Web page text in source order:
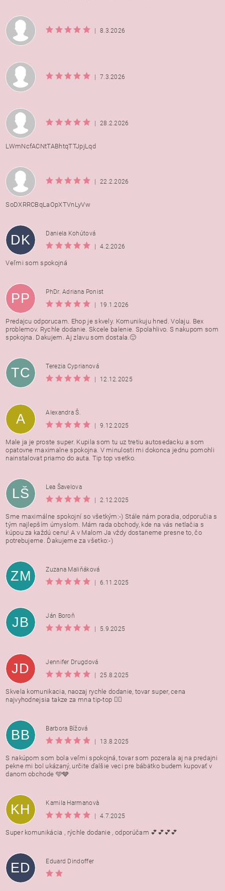
8.3.2026
7.3.2026
28.2.2026
LWmNcfACNtTABhtqTTJpjLqd
22.2.2026
SoDXRRCBqLaOpXTVnLyVw
DK
Daniela Kohútová
4.2.2026
Veľmi som spokojná
PP
PhDr. Adriana Ponist
19.1.2026
Predajcu odporucam. Ehop je skvely. Komunikuju hned. Volaju. Bex
problemov. Rychle dodanie. Skcele balenie. Spolahlivo. S nakupom som
spokojna. Dakujem. Aj zlavu som dostala.🙂
TC
Terezia Cyprianová
12.12.2025
A
Alexandra Š.
9.12.2025
Male ja je proste super. Kupila som tu uz tretiu autosedacku a som
opatovne maximalne spokojna. V minulosti mi dokonca jednu pomohli
nainstalovat priamo do auta. Tip top vsetko.
LŠ
Lea Šavelova
2.12.2025
Sme maximálne spokojní so všetkým:-) Stále nám poradia, odporučia s
tým najlepším úmyslom. Mám rada obchody, kde na vás netlačia s
kúpou za každú cenu! A v Malom Ja vždy dostaneme presne to, čo
potrebujeme. Ďakujeme za všetko:-)
ZM
Zuzana Maliňáková
6.11.2025
JB
Ján Boroň
5.9.2025
JD
Jennifer Drugdová
25.8.2025
Skvela komunikacia, naozaj rychle dodanie, tovar super, cena
najvyhodnejsia takze za mna tip-top 👍🏻
BB
Barbora Bížová
13.8.2025
S nakúpom som bola veľmi spokojná, tovar som pozerala aj na predajni
pekne mi bol ukázaný, určite ďalšie veci pre bábätko budem kupovať v
danom obchode 🩵🩶
KH
Kamila Harmanovà
4.7.2025
Super komunikácia , rýchle dodanie , odporúčam 💕💕💕💕
ED Eduard Dindoffer